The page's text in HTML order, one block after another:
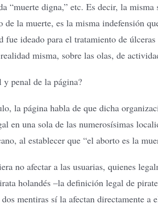
“muerte digna,” etc. Es decir, la
de la muerte, es la misma indefensión
fue ideado para el tratamiento de
misma, sobre las olas, de
y penal de la página?
la página habla de que dicha
en una sola de las numerosísimas
al establecer que “el aborto es la
no afectar a las usuarias, quienes
holandés –la definición legal de
mentiras sí la afectan directamente a